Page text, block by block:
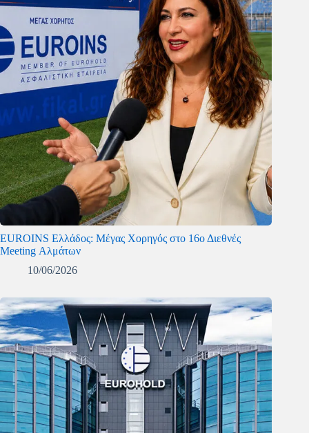
EUROINS Ελλάδος: Μέγας Χορηγός στο 16ο Διεθνές
Meeting Αλμάτων
10/06/2026